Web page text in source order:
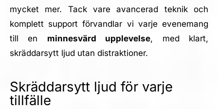
Skräddarsytt ljud för varje
tillfälle
mycket mer. Tack vare avancerad teknik och
komplett support förvandlar vi varje evenemang
till en minnesvärd upplevelse, med klart,
skräddarsytt ljud utan distraktioner.